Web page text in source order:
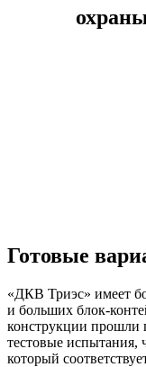
Готовые
«ДКВ Триэс» имеет
и больших блок-
конструкции прошли
тестовые испытания,
который